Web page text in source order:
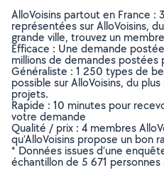
AlloVoisins partout en France
représentées sur AlloVoisins,
grande ville, trouvez un
Efficace : Une demande
millions de demandes postées
Généraliste : 1 250 types de
possible sur AlloVoisins, du
projets.
Rapide : 10 minutes pour
votre demande
Qualité / prix : 4 membres
qu’AlloVoisins propose un bon
* Données issues d’une
échantillon de 5 671